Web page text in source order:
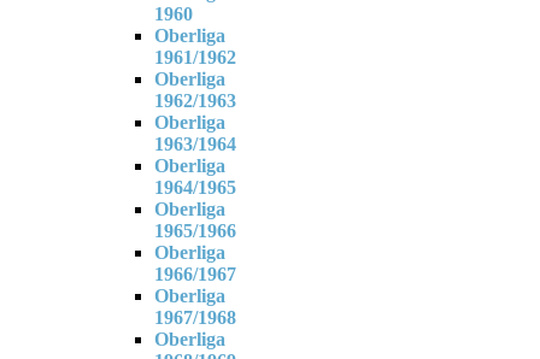
1960
Oberliga
1961/1962
Oberliga
1962/1963
Oberliga
1963/1964
Oberliga
1964/1965
Oberliga
1965/1966
Oberliga
1966/1967
Oberliga
1967/1968
Oberliga